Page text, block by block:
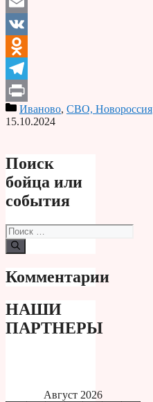
Email
VK
Odnoklassniki
Telegram
PrintИваново, СВО, Новороссия
15.10.2024
Поиск
бойца или
события
Поиск:
Комментарии
НАШИ
ПАРТНЕРЫ
Август 2026